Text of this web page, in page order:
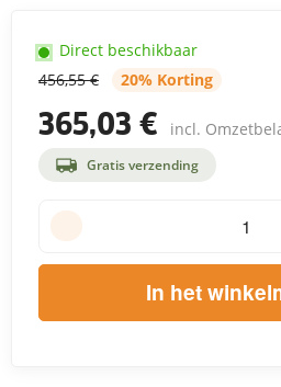
456,55 € 20% Korting
365,03 € incl.
Gratis verzending
Direct beschikbaar
In het